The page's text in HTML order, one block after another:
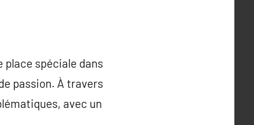
place spéciale dans
passion. À travers
avec un